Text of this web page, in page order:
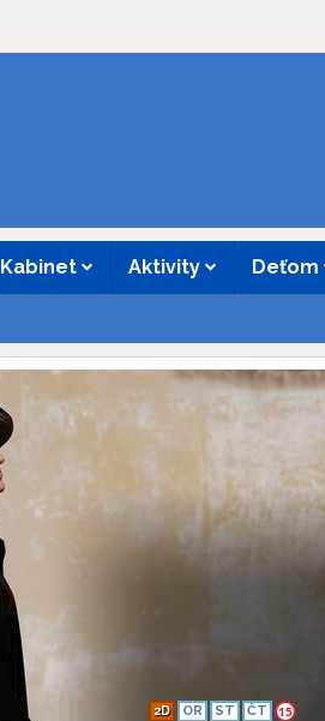
Kabinet Aktivity Deťom
2D OR ST ČT 15